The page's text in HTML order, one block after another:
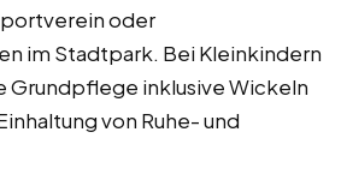
oder
im Stadtpark. Bei Kleinkindern
Grundpflege inklusive Wickeln
von Ruhe- und